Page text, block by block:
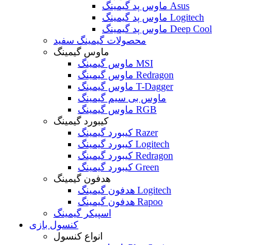
ماوس پد گیمینگ Asus
ماوس پد گیمینگ Logitech
ماوس پد گیمینگ Deep Cool
محصولات گیمینگ سفید
ماوس گیمینگ
ماوس گیمینگ MSI
ماوس گیمینگ Redragon
ماوس گیمینگ T-Dagger
ماوس بی سیم گیمینگ
ماوس گیمینگ RGB
کیبورد گیمینگ
کیبورد گیمینگ Razer
کیبورد گیمینگ Logitech
کیبورد گیمینگ Redragon
کیبورد گیمینگ Green
هدفون گیمینگ
هدفون گیمینگ Logitech
هدفون گیمینگ Rapoo
اسپیکر گیمینگ
کنسول بازی
انواع کنسول